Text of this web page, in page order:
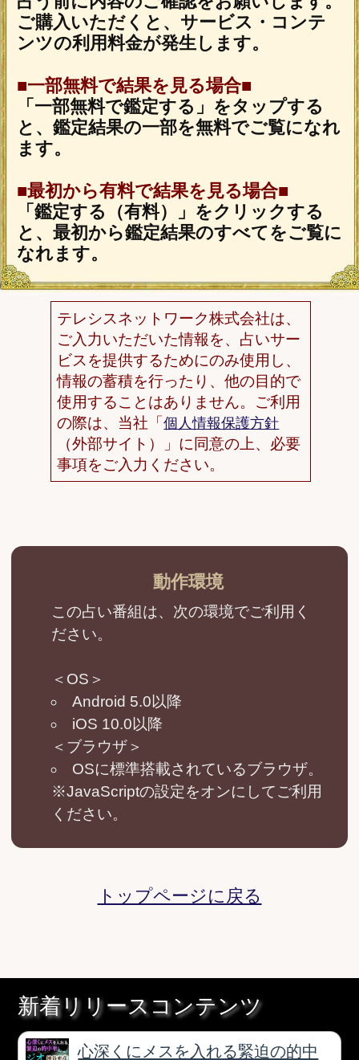
1万人絶賛【本音/現実/日付】48星
秘術で具体的中◆細密星読師 ミエ
ル
2026年7月30月追加
露骨過ぎて地上波ギリギリ/言葉濁
さず核心直撃【愛/人生決断占】桃
利用規約 プライバシーポリシー
お問い合わせ
特定商取引法に基づく表記
メルマガ登録/解除
運営会社 RENSA All Rights Reserved.